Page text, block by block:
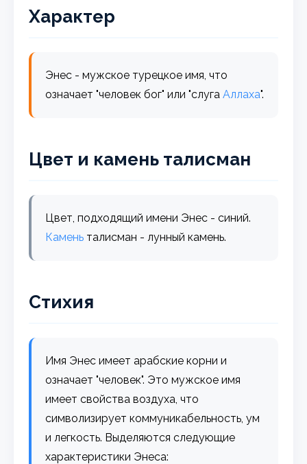
Характер
Энес - мужское турецкое имя, что
означает "человек бог" или "слугаАллаха".
Цвет и камень талисман
Цвет, подходящий имени Энес - синий.
Камень талисман - лунный камень.
Стихия
Имя Энес имеет арабские корни и
означает "человек". Это мужское имя
имеет свойства воздуха, что
символизирует коммуникабельность, ум
и легкость. Выделяются следующие
характеристики Энеса: